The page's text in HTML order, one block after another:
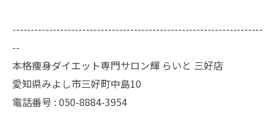
--------------------------------------------------------------------
--
本格痩身ダイエット専門サロン輝 らいと 三好店
愛知県みよし市三好町中島10
電話番号 : 050-8884-3954